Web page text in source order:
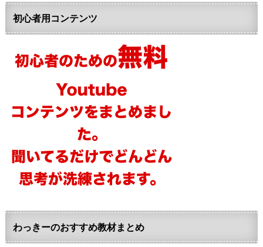
初心者用コンテンツ
わっきーのおすすめ教材まとめ